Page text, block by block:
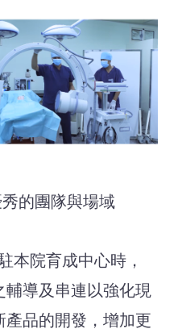
的團隊與場域
院育成中心時，
輔導及串連以強化現
品的開發，增加更